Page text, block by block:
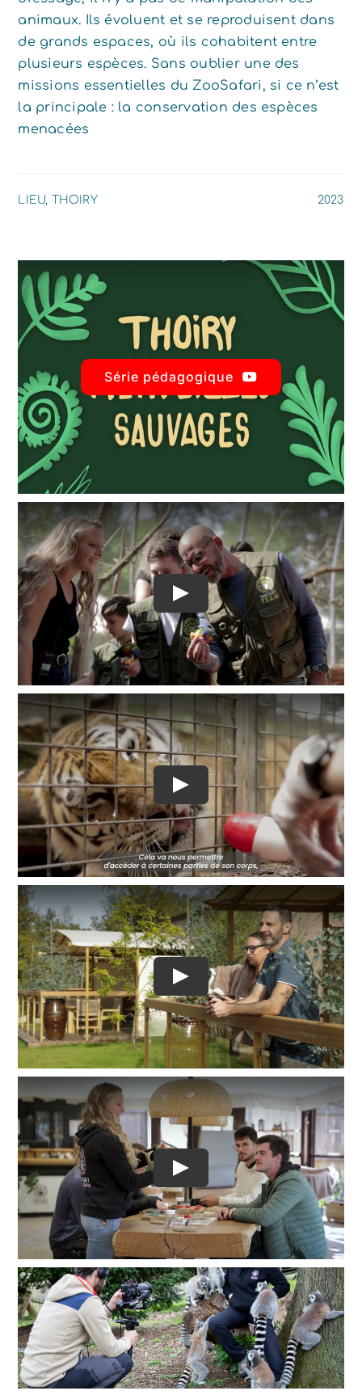
animaux. Ils évoluent et se reproduisent dans
de grands espaces, où ils cohabitent entre
plusieurs espèces. Sans oublier une des
missions essentielles du ZooSafari, si ce n’est
la principale : la conservation des espèces
menacées
LIEU, THOIRY 2023
Série pédagogique